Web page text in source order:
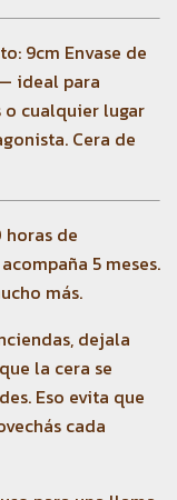
9cm Envase de
ideal para
o cualquier lugar
Cera de
horas de
5 meses.
más.
dejala
la cera se
Eso evita que
cada